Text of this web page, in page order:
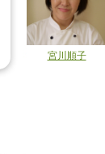
宮川順子